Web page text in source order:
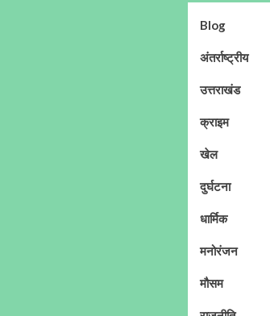
Blog
अंतर्राष्ट्रीय
उत्तराखंड
क्राइम
खेल
दुर्घटना
धार्मिक
मनोरंजन
मौसम